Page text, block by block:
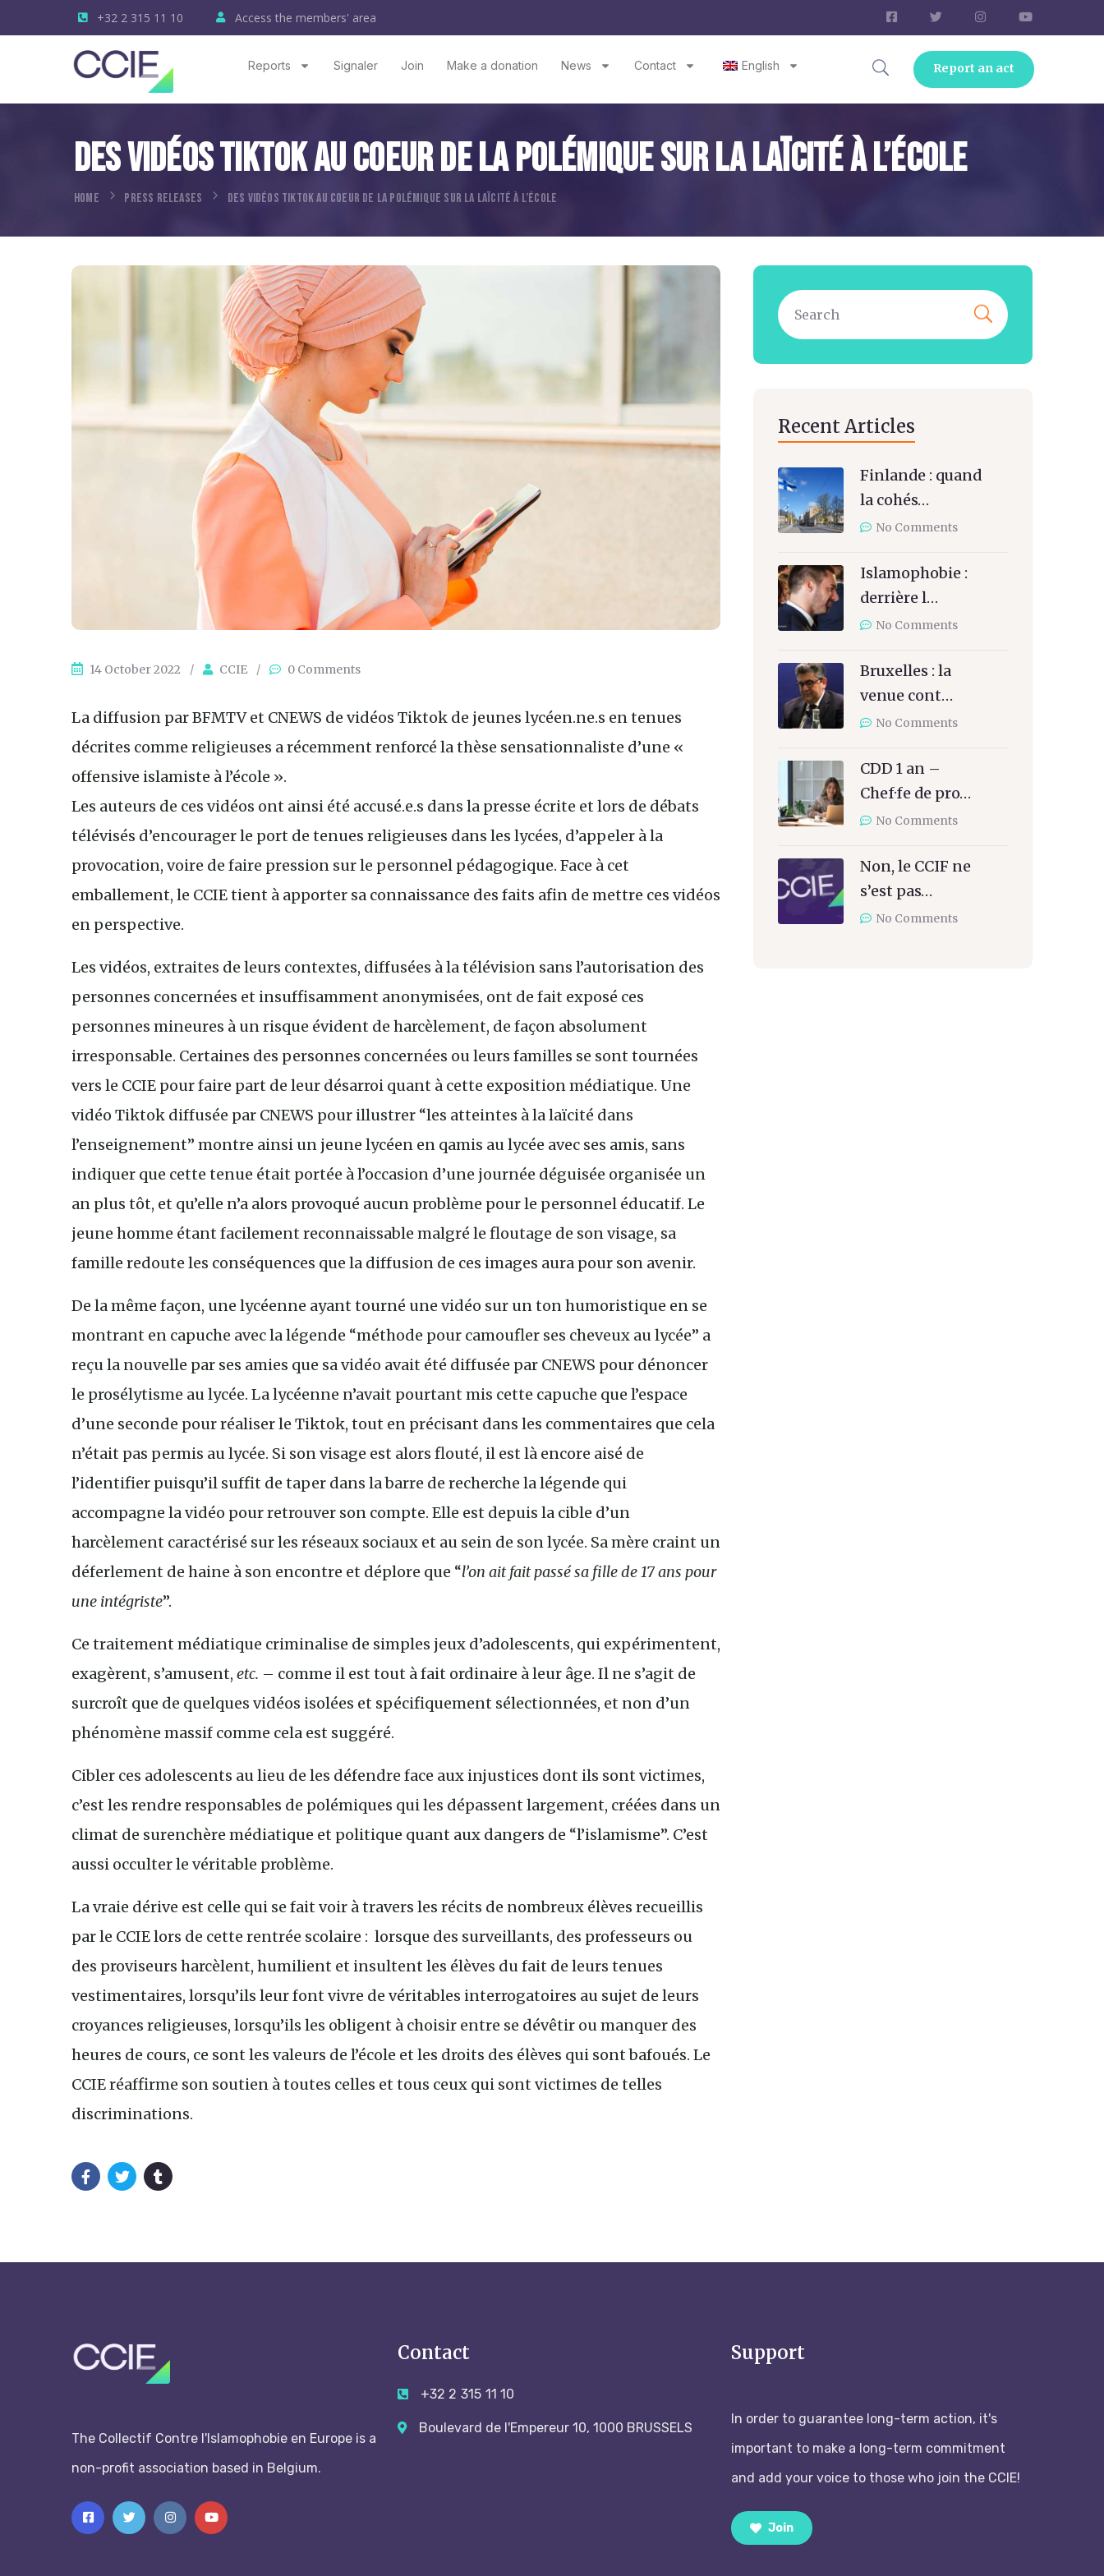
+32 2 315 11 10 Access the members' area
Reports Signaler Join Make a donation News Contact English Report an act
Des Vidéos Tiktok Au Coeur De La Polémique Sur La Laïcité À L’école
HOME PRESS RELEASES DES VIDÉOS TIKTOK AU COEUR DE LA POLÉMIQUE SUR LA LAÏCITÉ À L’ÉCOLE
14 October 2022 / CCIE / 0 Comments
La diffusion par BFMTV et CNEWS de vidéos Tiktok de jeunes lycéen.ne.s en tenues
décrites comme religieuses a récemment renforcé la thèse sensationnaliste d’une «
offensive islamiste à l’école ».
Les auteurs de ces vidéos ont ainsi été accusé.e.s dans la presse écrite et lors de débats
télévisés d’encourager le port de tenues religieuses dans les lycées, d’appeler à la
provocation, voire de faire pression sur le personnel pédagogique. Face à cet
emballement, le CCIE tient à apporter sa connaissance des faits afin de mettre ces vidéos
en perspective.
Les vidéos, extraites de leurs contextes, diffusées à la télévision sans l’autorisation des
personnes concernées et insuffisamment anonymisées, ont de fait exposé ces
personnes mineures à un risque évident de harcèlement, de façon absolument
irresponsable. Certaines des personnes concernées ou leurs familles se sont tournées
vers le CCIE pour faire part de leur désarroi quant à cette exposition médiatique. Une
vidéo Tiktok diffusée par CNEWS pour illustrer “les atteintes à la laïcité dans
l’enseignement” montre ainsi un jeune lycéen en qamis au lycée avec ses amis, sans
indiquer que cette tenue était portée à l’occasion d’une journée déguisée organisée un
an plus tôt, et qu’elle n’a alors provoqué aucun problème pour le personnel éducatif. Le
jeune homme étant facilement reconnaissable malgré le floutage de son visage, sa
famille redoute les conséquences que la diffusion de ces images aura pour son avenir.
De la même façon, une lycéenne ayant tourné une vidéo sur un ton humoristique en se
montrant en capuche avec la légende “méthode pour camoufler ses cheveux au lycée” a
reçu la nouvelle par ses amies que sa vidéo avait été diffusée par CNEWS pour dénoncer
le prosélytisme au lycée. La lycéenne n’avait pourtant mis cette capuche que l’espace
d’une seconde pour réaliser le Tiktok, tout en précisant dans les commentaires que cela
n’était pas permis au lycée. Si son visage est alors flouté, il est là encore aisé de
l’identifier puisqu’il suffit de taper dans la barre de recherche la légende qui
accompagne la vidéo pour retrouver son compte. Elle est depuis la cible d’un
harcèlement caractérisé sur les réseaux sociaux et au sein de son lycée. Sa mère craint un
déferlement de haine à son encontre et déplore que “l’on ait fait passé sa fille de 17 ans pour
une intégriste”.
Ce traitement médiatique criminalise de simples jeux d’adolescents, qui expérimentent,
exagèrent, s’amusent, etc. – comme il est tout à fait ordinaire à leur âge. Il ne s’agit de
surcroît que de quelques vidéos isolées et spécifiquement sélectionnées, et non d’un
phénomène massif comme cela est suggéré.
Cibler ces adolescents au lieu de les défendre face aux injustices dont ils sont victimes,
c’est les rendre responsables de polémiques qui les dépassent largement, créées dans un
climat de surenchère médiatique et politique quant aux dangers de “l’islamisme”. C’est
aussi occulter le véritable problème.
La vraie dérive est celle qui se fait voir à travers les récits de nombreux élèves recueillis
par le CCIE lors de cette rentrée scolaire : lorsque des surveillants, des professeurs ou
des proviseurs harcèlent, humilient et insultent les élèves du fait de leurs tenues
vestimentaires, lorsqu’ils leur font vivre de véritables interrogatoires au sujet de leurs
croyances religieuses, lorsqu’ils les obligent à choisir entre se dévêtir ou manquer des
heures de cours, ce sont les valeurs de l’école et les droits des élèves qui sont bafoués. Le
CCIE réaffirme son soutien à toutes celles et tous ceux qui sont victimes de telles
discriminations.
Recent Articles
Finlande : quand
la cohés…
No Comments
Islamophobie :
derrière l…
No Comments
Bruxelles : la
venue cont…
No Comments
CDD 1 an –
Chef·fe de pro…
No Comments
Non, le CCIF ne
s’est pas…
No Comments
The Collectif Contre l'Islamophobie en Europe is a
non-profit association based in Belgium.
Contact
+32 2 315 11 10
Boulevard de l'Empereur 10, 1000 BRUSSELS
Support
In order to guarantee long-term action, it's
important to make a long-term commitment
and add your voice to those who join the CCIE!
Join